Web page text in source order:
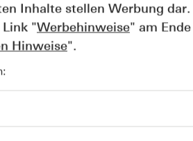
lange bleibt der DAX® in
- ntv Zertifikate
Inhalte stellen Werbung
"Werbehinweise" am
Hinweise".